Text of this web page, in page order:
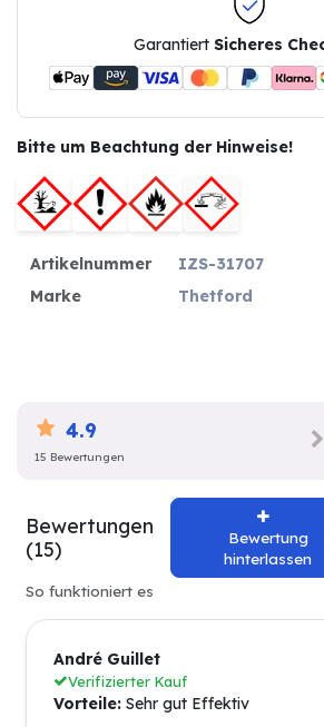
Garantiert Sicheres
Bitte um Beachtung der Hinweise!
Artikelnummer
IZS-31707
Marke
Thetford
4.9
15 Bewertungen
Bewertungen
(15)
Bewertung
hinterlassen
So funktioniert es
André Guillet
Verifizierter Kauf
Vorteile: Sehr gut Effektiv